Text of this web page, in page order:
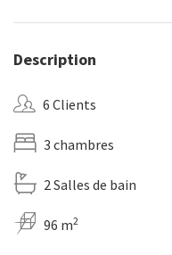
Description
6 Clients
3 chambres
2 Salles de bain
96 m2